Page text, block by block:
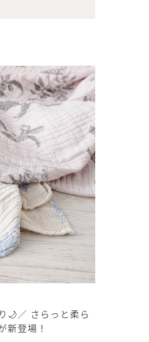
🌙／ さらっと柔ら
新登場！